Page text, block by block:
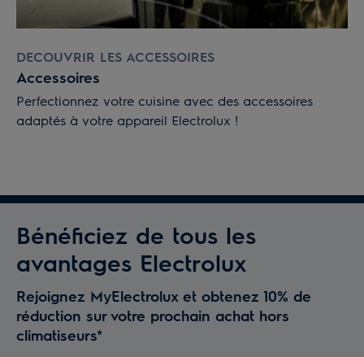
DECOUVRIR LES ACCESSOIRES
Accessoires
Perfectionnez votre cuisine avec des accessoires
adaptés à votre appareil Electrolux !
Bénéficiez de tous les
avantages Electrolux
Rejoignez MyElectrolux et obtenez 10% de
réduction sur votre prochain achat hors
climatiseurs*